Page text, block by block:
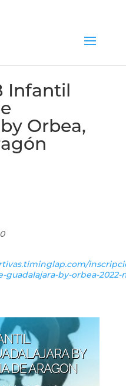
Infantil
Orbea,
by-orbea-2022-